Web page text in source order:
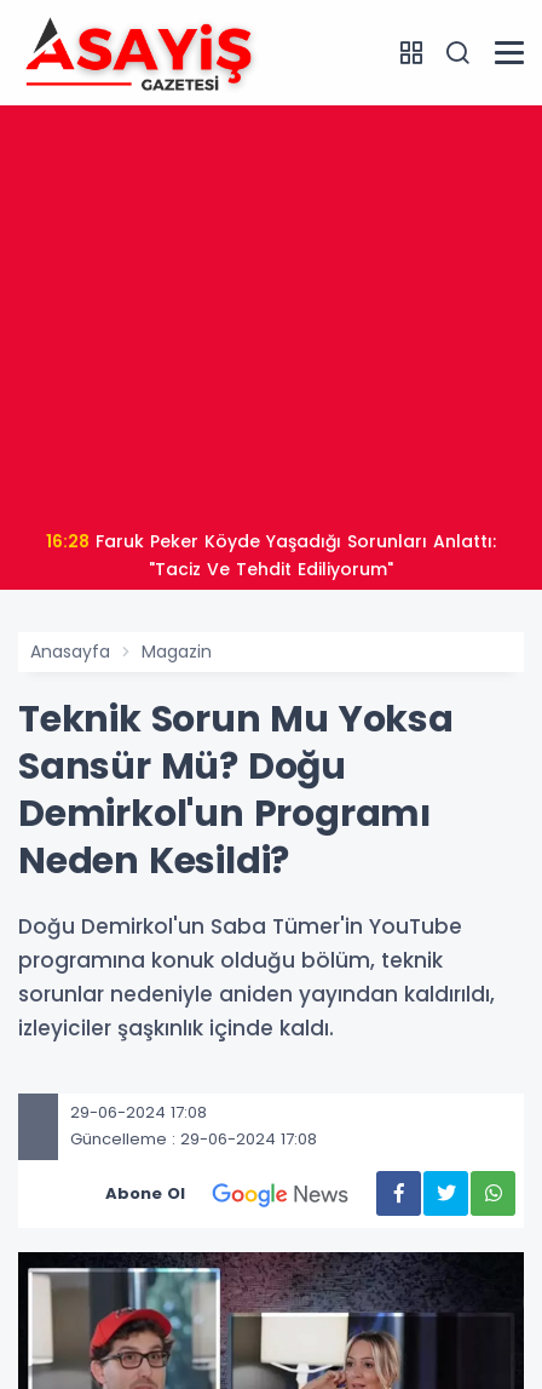
16:28
"Taciz Ve Tehdit Ediliyorum"
Anasayfa Magazin
Teknik Sorun Mu Yoksa
Sansür Mü? Doğu
Demirkol'un Programı
Neden Kesildi?
Doğu Demirkol'un Saba Tümer'in YouTube
programına konuk olduğu bölüm, teknik
sorunlar nedeniyle aniden yayından kaldırıldı,
izleyiciler şaşkınlık içinde kaldı.
29-06-2024 17:08
Güncelleme : 29-06-2024 17:08
Abone Ol